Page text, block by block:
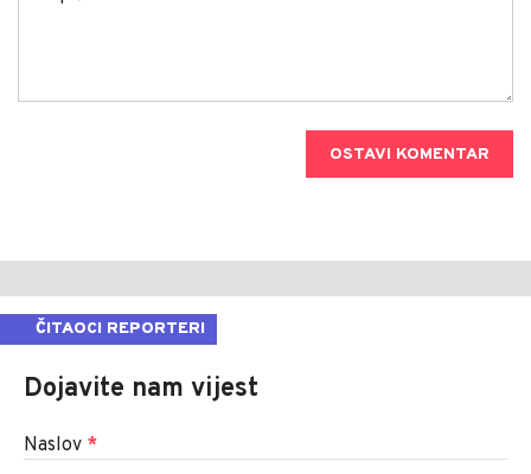
OSTAVI KOMENTAR
ČITAOCI REPORTERI
Dojavite nam vijest
Naslov *